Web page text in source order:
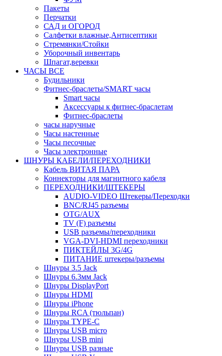
Пакеты
Перчатки
САД и ОГОРОД
Салфетки влажные,Антисептики
Стремянки/Стойки
Уборочный инвентарь
Шпагат,веревки
ЧАСЫ ВСЕ
Будильники
Фитнес-браслеты/SMART часы
Smart часы
Аксессуары к фитнес-браслетам
Фитнес-браслеты
часы наручные
Часы настенные
Часы песочные
Часы электронные
ШНУРЫ КАБЕЛИ/ПЕРЕХОДНИКИ
Кабель ВИТАЯ ПАРА
Коннекторы для магнитного кабеля
ПЕРЕХОДНИКИ/ШТЕКЕРЫ
AUDIO-VIDEO Штекеры/Переходки
BNC/RJ45 разъемы
OTG/AUX
TV (F) разъемы
USB разъемы/переходники
VGA-DVI-HDMI переходники
ПИКТЕЙЛЫ 3G/4G
ПИТАНИЕ штекеры/разъемы
Шнуры 3.5 Jack
Шнуры 6.3мм Jack
Шнуры DisplayPort
Шнуры HDMI
Шнуры iPhone
Шнуры RCA (тюльпан)
Шнуры TYPE-C
Шнуры USB micro
Шнуры USB mini
Шнуры USB разные